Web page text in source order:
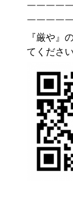
￣￣￣￣
￣￣￣￣
『厳や
てくださ